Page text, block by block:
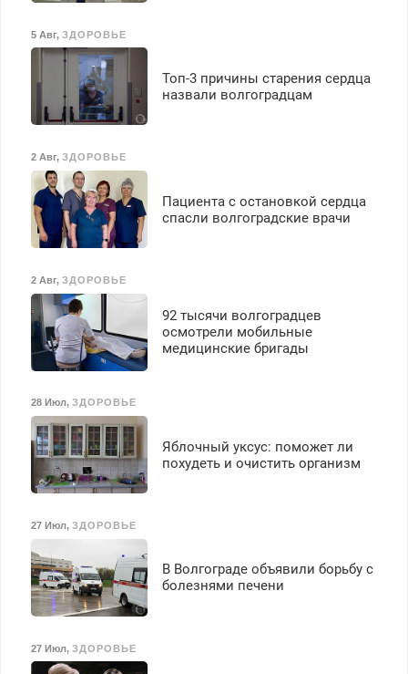
безопасности с з/п до
125000 руб.
5 Авг, ЗДОРОВЬЕ
Топ-3 причины старения сердца
назвали волгоградцам
2 Авг, ЗДОРОВЬЕ
Пациента с остановкой сердца
спасли волгоградские врачи
2 Авг, ЗДОРОВЬЕ
92 тысячи волгоградцев
осмотрели мобильные
медицинские бригады
28 Июл, ЗДОРОВЬЕ
Яблочный уксус: поможет ли
похудеть и очистить организм
27 Июл, ЗДОРОВЬЕ
В Волгограде объявили борьбу с
болезнями печени
27 Июл, ЗДОРОВЬЕ